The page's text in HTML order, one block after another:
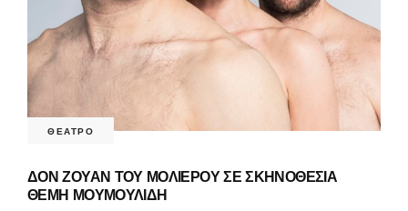
ΘΕΑΤΡΟ
ΔΟΝ ΖΟΥΑΝ ΤΟΥ ΜΟΛΙΕΡΟΥ ΣΕ ΣΚΗΝΟΘΕΣΙΑ
ΘΕΜΗ ΜΟΥΜΟΥΛΙΔΗ